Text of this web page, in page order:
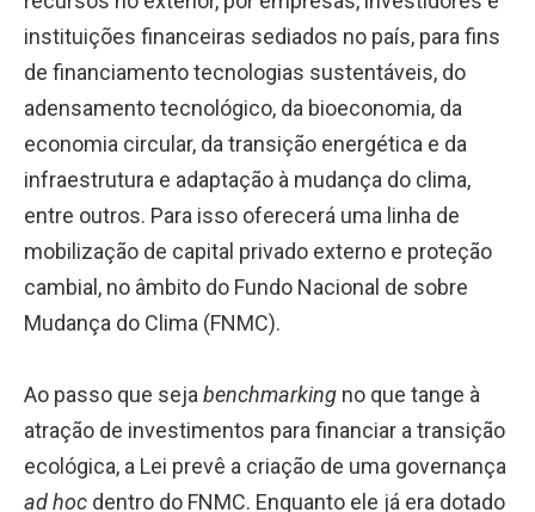
instituições financeiras sediados no país, para fins
de financiamento tecnologias sustentáveis, do
adensamento tecnológico, da bioeconomia, da
economia circular, da transição energética e da
infraestrutura e adaptação à mudança do clima,
entre outros. Para isso oferecerá uma linha de
mobilização de capital privado externo e proteção
cambial, no âmbito do Fundo Nacional de sobre
Mudança do Clima (FNMC).
Ao passo que seja benchmarking no que tange à
atração de investimentos para financiar a transição
ecológica, a Lei prevê a criação de uma governança
ad hoc dentro do FNMC. Enquanto ele já era dotado